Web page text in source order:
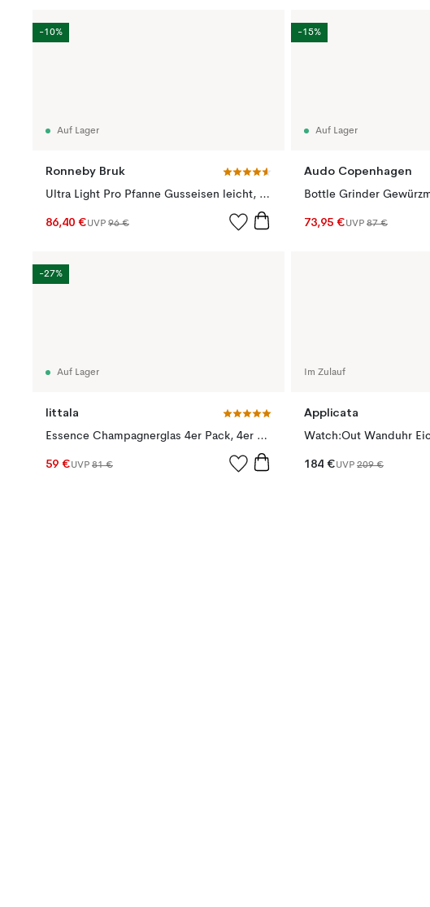
Auf Lager
Ronneby Bruk
Ultra Light Pro Pfanne Gusseisen leicht, 28cm
86,40 €UVP 96 €
-10%
Auf Lager
Audo Copenhagen
73,95 €UVP 87 €
-15%
Auf Lager
Iittala
Essence Champagnerglas 4er Pack, 4er Pack 21cl
59 €UVP 81 €
-27%
Im Zulauf
Applicata
184 €UVP 209 €